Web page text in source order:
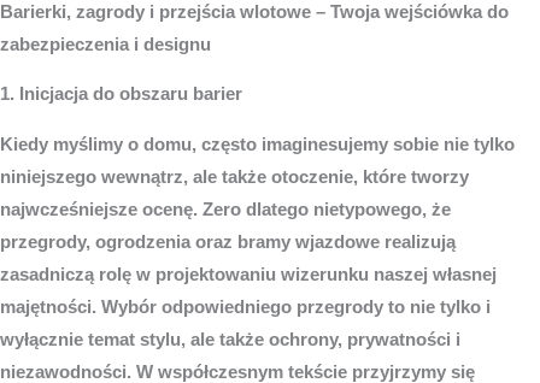
Barierki, zagrody i przejścia wlotowe – Twoja wejściówka do
zabezpieczenia i designu
1. Inicjacja do obszaru barier
Kiedy myślimy o domu, często imaginesujemy sobie nie tylko
niniejszego wewnątrz, ale także otoczenie, które tworzy
najwcześniejsze ocenę. Zero dlatego nietypowego, że
przegrody, ogrodzenia oraz bramy wjazdowe realizują
zasadniczą rolę w projektowaniu wizerunku naszej własnej
majętności. Wybór odpowiedniego przegrody to nie tylko i
wyłącznie temat stylu, ale także ochrony, prywatności i
niezawodności. W współczesnym tekście przyjrzymy się